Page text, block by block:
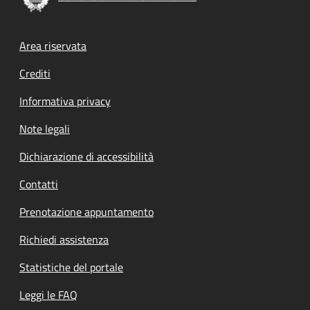
Footer menu
Area riservata
Crediti
Informativa privacy
Note legali
Dichiarazione di accessibilità
Contatti
Prenotazione appuntamento
Richiedi assistenza
Statistiche del portale
Leggi le FAQ